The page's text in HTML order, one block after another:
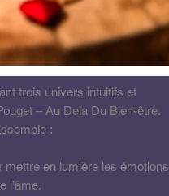
trois univers intuitifs et
– Au Delà Du Bien-être.
:
mettre en lumière les émotions
l’âme.